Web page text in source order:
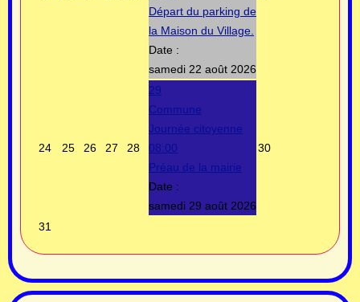
Départ du parking de
la Maison du Village.
Date :
samedi 22 août 2026
24 25 26 27 28
29
Commune
Journée citoyenne
08:00
Préau de la mairie
Date :
samedi 29 août 2026
30
31